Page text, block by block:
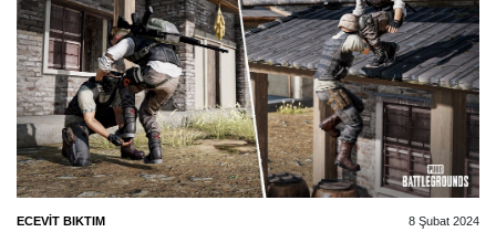
ECEVIT BIKTIM 8 Şubat 2024